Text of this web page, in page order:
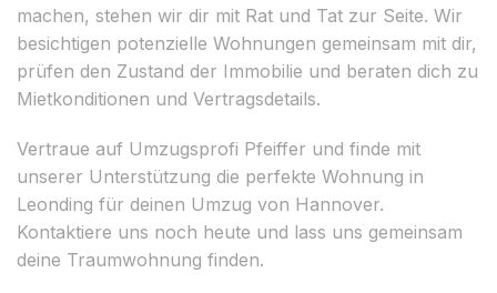
machen, stehen wir dir mit Rat und Tat zur Seite. Wir
besichtigen potenzielle Wohnungen gemeinsam mit dir,
prüfen den Zustand der Immobilie und beraten dich zu
Mietkonditionen und Vertragsdetails.
Vertraue auf Umzugsprofi Pfeiffer und finde mit
unserer Unterstützung die perfekte Wohnung in
Leonding für deinen Umzug von Hannover.
Kontaktiere uns noch heute und lass uns gemeinsam
deine Traumwohnung finden.